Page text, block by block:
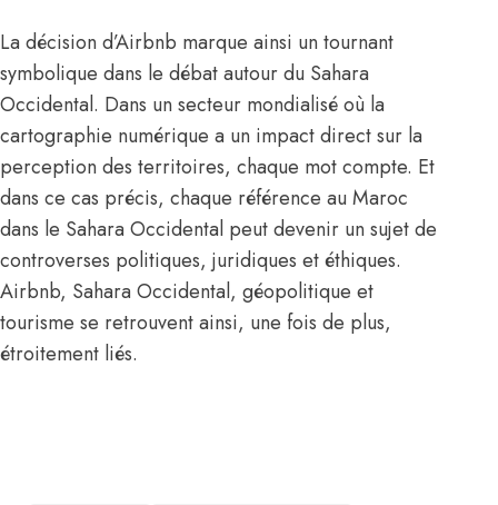
La décision d’Airbnb marque ainsi un tournant
symbolique dans le débat autour du Sahara
Occidental. Dans un secteur mondialisé où la
cartographie numérique a un impact direct sur la
perception des territoires, chaque mot compte. Et
dans ce cas précis, chaque référence au Maroc
dans le Sahara Occidental peut devenir un sujet de
controverses politiques, juridiques et éthiques.
Airbnb, Sahara Occidental, géopolitique et
tourisme se retrouvent ainsi, une fois de plus,
étroitement liés.